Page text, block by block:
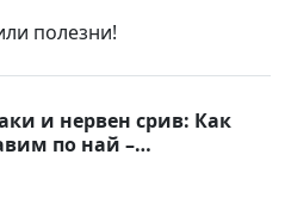
полезни!
и нервен срив: Как
по най –